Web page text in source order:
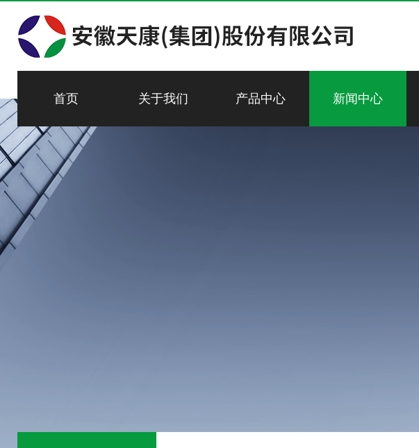
首页 关于我们 产品中心 新闻中心